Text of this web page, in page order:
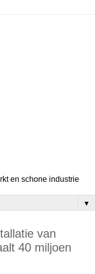
en schone industrie
▼
van
40 miljoen